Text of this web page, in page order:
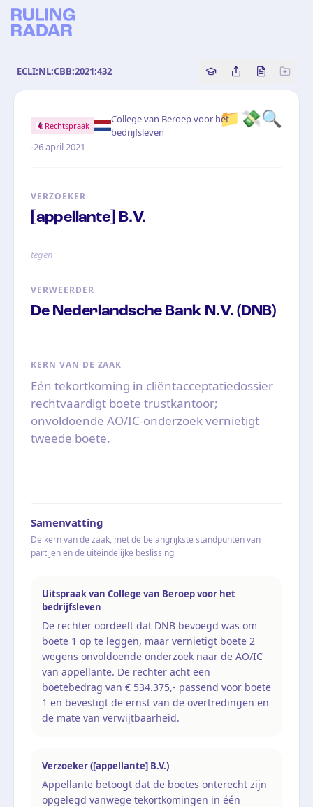
ECLI:NL:CBB:2021:432 Copy source
Share this
Bekijk
📁💸🔍
Rechtspraak
College van Beroep voor het
bedrijfsleven
·26 april 2021
VERZOEKER
[appellante] B.V.
tegen
VERWEERDER
De Nederlandsche Bank N.V. (DNB)
KERN VAN DE ZAAK
Eén tekortkoming in cliëntacceptatiedossier
rechtvaardigt boete trustkantoor;
onvoldoende AO/IC-onderzoek vernietigt
tweede boete.
Samenvatting
De kern van de zaak, met de belangrijkste standpunten van
partijen en de uiteindelijke beslissing
Uitspraak van College van Beroep voor het
bedrijfsleven
De rechter oordeelt dat DNB bevoegd was om
boete 1 op te leggen, maar vernietigt boete 2
wegens onvoldoende onderzoek naar de AO/IC
van appellante. De rechter acht een
boetebedrag van € 534.375,- passend voor boete
1 en bevestigt de ernst van de overtredingen en
de mate van verwijtbaarheid.
Verzoeker ([appellante] B.V.)
Appellante betoogt dat de boetes onterecht zijn
opgelegd vanwege tekortkomingen in één